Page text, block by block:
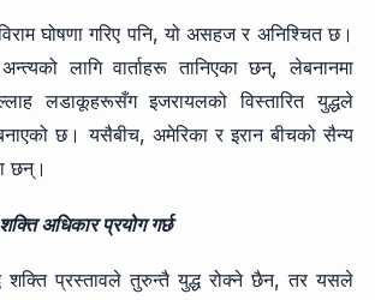
घोषणा गरिए पनि, यो असहज र अनिश्चित छ।
लागि वार्ताहरू तानिएका छन्, लेबनानमा
लडाकूहरूसँग इजरायलको विस्तारित युद्धले
छ। यसैबीच, अमेरिका र इरान बीचको सैन्य
छन्।
अधिकार प्रयोग गर्छ
शक्ति प्रस्तावले तुरुन्तै युद्ध रोक्ने छैन, तर यसले